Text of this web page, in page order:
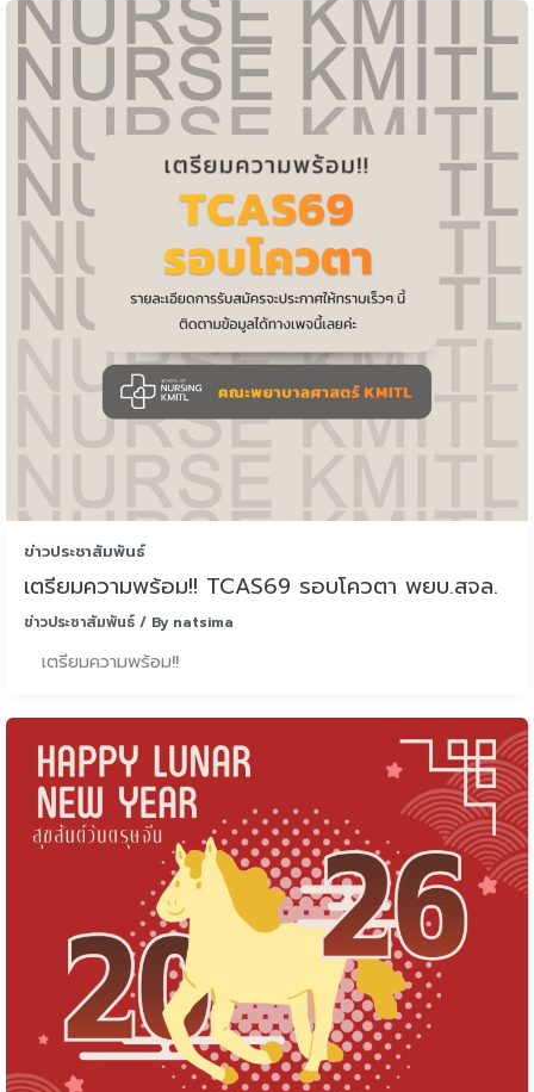
ข่าวประชาสัมพันธ์
เตรียมความพร้อม!! TCAS69 รอบโควตา พยบ.สจล.
ข่าวประชาสัมพันธ์ / By natsima
เตรียมความพร้อม!!